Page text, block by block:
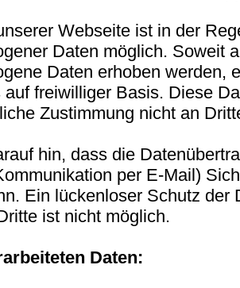
Webseite ist in der
Daten möglich. Soweit
Daten erhoben werden,
auf freiwilliger Basis. Diese
Zustimmung nicht an
hin, dass die
per E-Mail)
Ein lückenloser Schutz der
ist nicht möglich.
Daten: